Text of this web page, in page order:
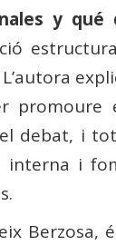
y
promoure
debat, i
interna i
Berzosa,